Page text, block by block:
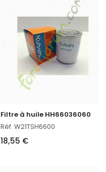
Filtre à huile HH66036060
Réf. W21TSH6600
18,55 €